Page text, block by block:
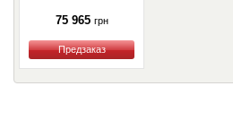
75 965 грн
Купить